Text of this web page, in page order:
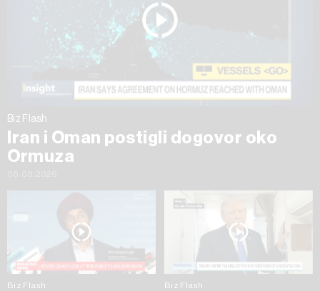
Biz Flash
Iran i Oman postigli dogovor oko
Ormuza
Biz Flash Biz Flash